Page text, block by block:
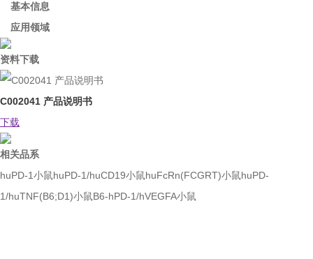
基本信息
应用领域
资料下载
C002041 产品说明书
下载
相关品系
huPD-1小鼠huPD-1/huCD19小鼠huFcRn(FCGRT)小鼠huPD-
1/huTNF(B6;D1)小鼠B6-hPD-1/hVEGFA小鼠